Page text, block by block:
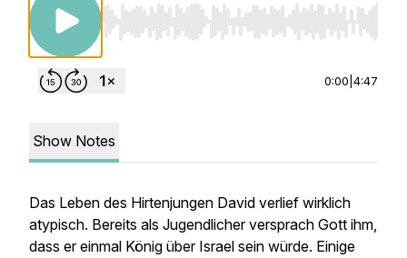
Use Left/Right to seek, Home/End to jump
0:00 4:47
Show Notes
Das Leben des Hirtenjungen David verlief wirklich
atypisch. Bereits als Jugendlicher versprach Gott ihm,
dass er einmal König über Israel sein würde. Einige